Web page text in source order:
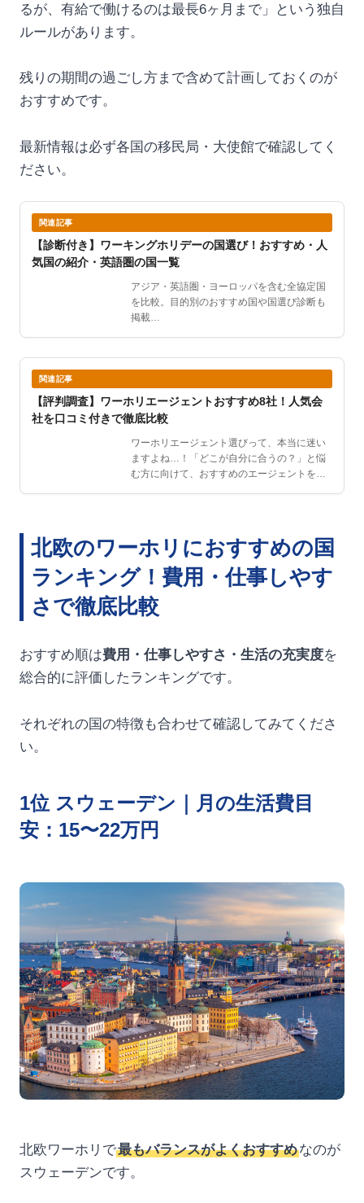
るが、有給で働けるのは最長6ヶ月まで」という独自
ルールがあります。
残りの期間の過ごし方まで含めて計画しておくのが
おすすめです。
最新情報は必ず各国の移民局・大使館で確認してく
ださい。
関連記事
【診断付き】ワーキングホリデーの国選び！おすすめ・人
気国の紹介・英語圏の国一覧
アジア・英語圏・ヨーロッパを含む全協定国
を比較。目的別のおすすめ国や国選び診断も
掲載…
関連記事
【評判調査】ワーホリエージェントおすすめ8社！人気会
社を口コミ付きで徹底比較
ワーホリエージェント選びって、本当に迷い
ますよね…！「どこが自分に合うの？」と悩
む方に向けて、おすすめのエージェントをま
北欧のワーホリにおすすめの国
ランキング！費用・仕事しやす
さで徹底比較
おすすめ順は費用・仕事しやすさ・生活の充実度を
総合的に評価したランキングです。
それぞれの国の特徴も合わせて確認してみてくださ
い。
1位 スウェーデン｜月の生活費目
安：15〜22万円
北欧ワーホリで最もバランスがよくおすすめなのが
スウェーデンです。